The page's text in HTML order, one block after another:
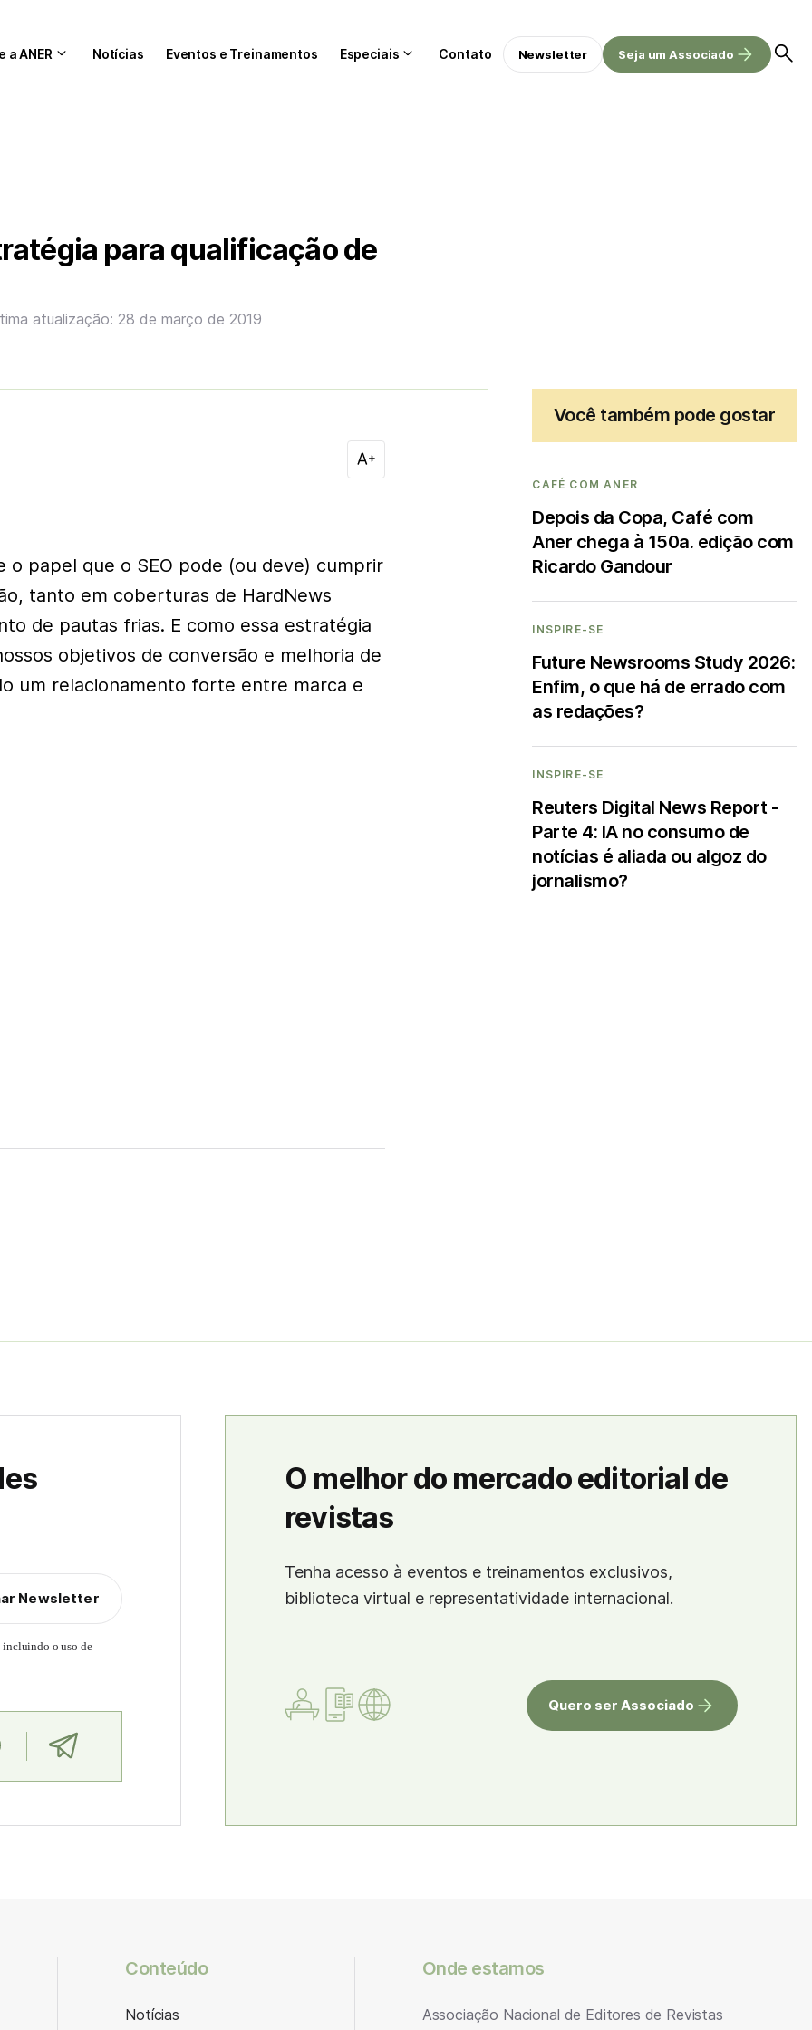
a ANER Notícias Eventos e Treinamentos Especiais Contato Newsletter Seja um Associado
para qualificação de
atualização: 28 de março de 2019
o papel que o SEO pode (ou deve) cumprir
tanto em coberturas de HardNews
de pautas frias. E como essa estratégia
objetivos de conversão e melhoria de
um relacionamento forte entre marca e
Você também pode gostar
CAFÉ COM ANER
Depois da Copa, Café com
Aner chega à 150a. edição com
Ricardo Gandour
INSPIRE-SE
Future Newsrooms Study 2026:
Enfim, o que há de errado com
as redações?
INSPIRE-SE
Reuters Digital News Report -
Parte 4: IA no consumo de
notícias é aliada ou algoz do
jornalismo?
Newsletter
incluindo o uso de
O melhor do mercado editorial de
revistas
Tenha acesso à eventos e treinamentos exclusivos,
biblioteca virtual e representatividade internacional.
Quero ser Associado
Conteúdo
Notícias
Onde estamos
Associação Nacional de Editores de Revistas